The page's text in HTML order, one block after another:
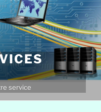
service